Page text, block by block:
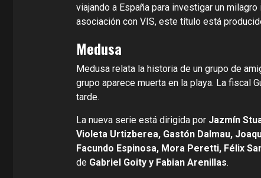
viajando a España para investigar un
asociación con VIS, este título está
Medusa
Medusa relata la historia de un grupo de
grupo aparece muerta en la playa. La fiscal
tarde.
La nueva serie está dirigida por Jazmín
Violeta Urtizberea, Gastón Dalmau,
Facundo Espinosa, Mora Peretti, Félix
de Gabriel Goity y Fabian Arenillas.